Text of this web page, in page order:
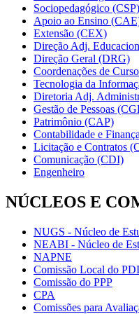
Sociopedagógico (CSP)
Apoio ao Ensino
Extensão (CEX)
Direção Adj.
Direção Geral (DRG)
Coordenações de
Tecnologia da
Diretoria Adj.
Gestão de Pessoas
Patrimônio (CAP)
Contabilidade e
Licitação e Contratos
Comunicação (CDI)
Engenheiro
NÚCLEOS E
NUGS - Núcleo de
NEABI - Núcleo de
NAPNE
Comissão Local do PDI
Comissão do PPP
CPA
Comissões para